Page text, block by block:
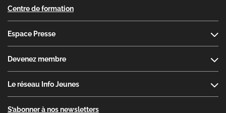
Centre de formation
Espace Presse
Devenez membre
Le réseau Info Jeunes
S’abonner à nos newsletters